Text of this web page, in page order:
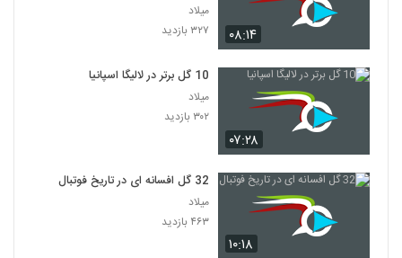
۰۸:۱۴
میلاد
۳۲۷ بازدید
۰۷:۲۸
10 گل برتر در لالیگا اسپانیا
میلاد
۳۰۲ بازدید
۱۰:۱۸
32 گل افسانه ای در تاریخ فوتبال
میلاد
۴۶۳ بازدید